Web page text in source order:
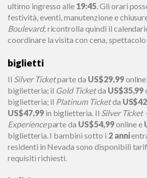
ultimo ingresso alle 19:45. Gli orari
festività, eventi, manutenzione e
Boulevard; ricontrolla quindi il
coordinare la visita con cena,
biglietti
Il Silver Ticketparte da US$29,99online
biglietteria; il Gold Ticketda US$35,99
biglietteria; il Platinum Ticketda
US$47,99in biglietteria. Il Silver Ticket
Experienceparte da US$54,99online e
biglietteria. I bambini sotto i 2 anni
residenti in Nevada sono disponibili
requisiti richiesti.